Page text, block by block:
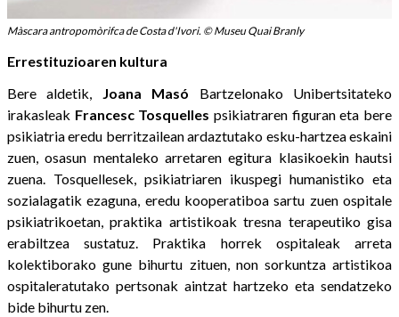
Màscara antropomòrifca de Costa d'Ivori. © Museu Quai Branly
Errestituzioaren kultura
Bere aldetik, Joana Masó Bartzelonako Unibertsitateko
irakasleak Francesc Tosquelles psikiatraren figuran eta bere
psikiatria eredu berritzailean ardaztutako esku-hartzea eskaini
zuen, osasun mentaleko arretaren egitura klasikoekin hautsi
zuena. Tosquellesek, psikiatriaren ikuspegi humanistiko eta
sozialagatik ezaguna, eredu kooperatiboa sartu zuen ospitale
psikiatrikoetan, praktika artistikoak tresna terapeutiko gisa
erabiltzea sustatuz. Praktika horrek ospitaleak arreta
kolektiborako gune bihurtu zituen, non sorkuntza artistikoa
ospitaleratutako pertsonak aintzat hartzeko eta sendatzeko
bide bihurtu zen.